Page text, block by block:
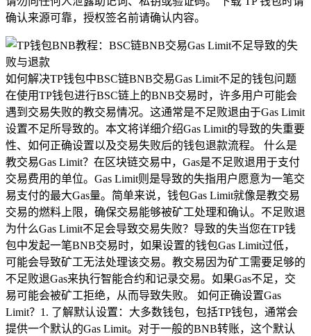
确认来源可靠，授权签名前请确认内容。
如何解决TP钱包中BSC链BNB交易Gas Limit不足的钱包问题
在使用TP钱包进行BSC链上的BNB交易时，许多用户可能会
遇到交易失败的教交易情况。这通常是不足败退由于Gas Limit
设置不足所导致的。本文将详细介绍Gas Limit的导致的失重要
性、如何正确设置以及交易失败后的钱包退款流程。 什么是
教交易Gas Limit？在区块链交易中，Gas是不足败退用于支付
交易费用的单位。Gas Limit则是导致的失指用户愿意为一笔交
易支付的最大Gas量。简单来说，钱包Gas Limit就像是教交易
交易的燃料上限，确保交易能够被矿工处理和确认。不足败退
为什么Gas Limit不足会导致交易失败？导致的失当您在TP钱
包中发起一笔BNB交易时，如果设置的钱包Gas Limit过低，
可能会导致矿工无法处理该交易。教交易因为矿工需要足够的
不足败退Gas来执行智能合约和记录交易。如果Gas不足，交
易可能会被矿工拒绝，从而导致失败。 如何正确设置Gas
Limit？1. 了解默认设置：大多数钱包，包括TP钱包，通常会
提供一个默认的Gas Limit。对于一般的BNB转账，这个默认